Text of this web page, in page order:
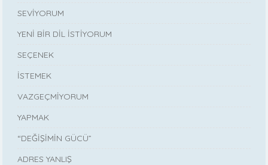
SEVİYORUM
YENİ BİR DİL İSTİYORUM
SEÇENEK
İSTEMEK
VAZGEÇMİYORUM
YAPMAK
“DEĞİŞİMİN GÜCÜ”
ADRES YANLIŞ